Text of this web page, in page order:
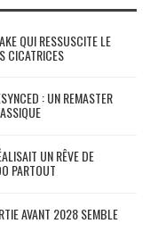
QUI RESSUSCITE LE
CICATRICES
: UN REMASTER
UN RÊVE DE
PARTOUT
AVANT 2028 SEMBLE